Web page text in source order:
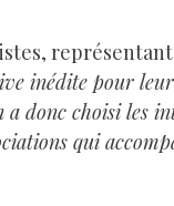
inédite pour
donc choisi les
qui